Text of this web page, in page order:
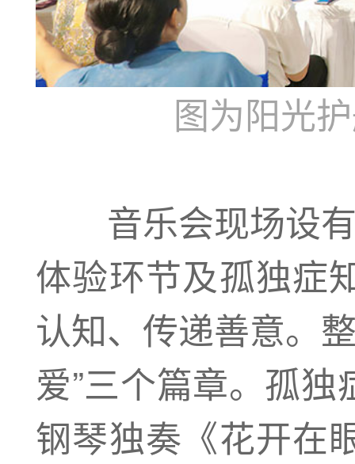
图为阳光
音乐会现场设有
体验环节及孤独症
认知、传递善意。
爱”三个篇章。孤
钢琴独奏《花开在